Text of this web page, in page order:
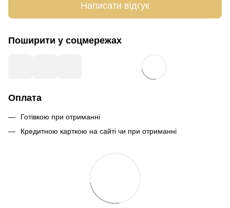
Написати відгук
Поширити у соцмережах
Оплата
Готівкою при отриманні
Кредитною карткою на сайті чи при отриманні